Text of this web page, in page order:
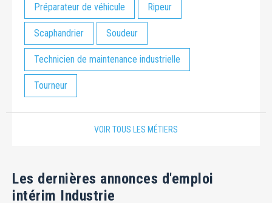
Préparateur de véhicule Ripeur
Scaphandrier Soudeur
Technicien de maintenance industrielle
Tourneur
VOIR TOUS LES MÉTIERS
Les dernières annonces d'emploi
intérim Industrie